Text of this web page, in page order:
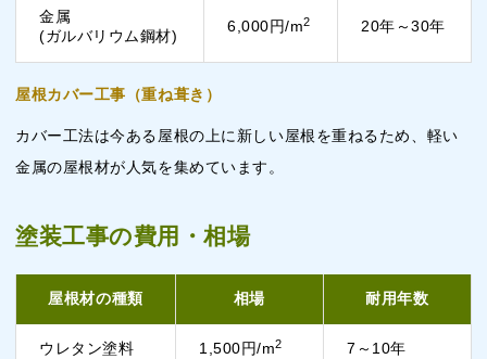
金属
(ガルバリウム鋼材)
6,000円/m2 20年～30年
屋根カバー工事（重ね葺き）
カバー工法は今ある屋根の上に新しい屋根を重ねるため、軽い
金属の屋根材が人気を集めています。
塗装工事の費用・相場
屋根材の種類 相場 耐用年数
ウレタン塗料 1,500円/m2 7～10年